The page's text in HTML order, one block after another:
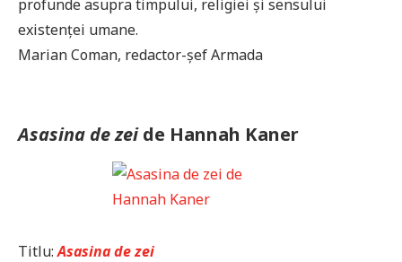
profunde asupra timpului, religiei și sensului
existenței umane.
Marian Coman, redactor-șef Armada
Asasina de zeide Hannah Kaner
Titlu:Asasina de zei